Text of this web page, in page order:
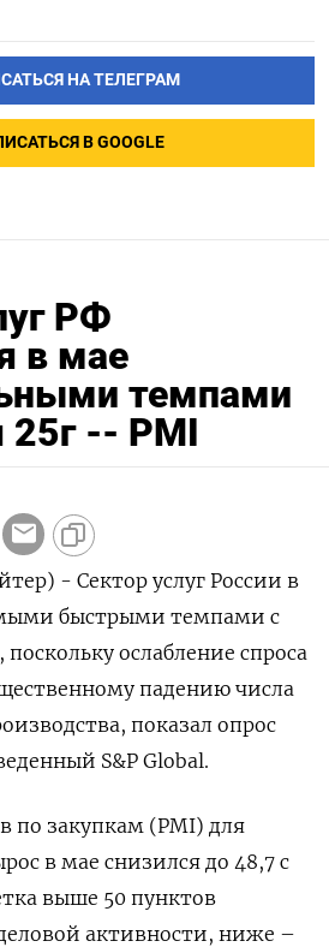
НА ТЕЛЕГРАМ
В GOOGLE
РФ
в мае
темпами
25г -- PMI
- Сектор услуг России в
быстрыми темпами с
поскольку ослабление спроса
падению ‌числа
показал опрос
S&P Global.
по закупкам (PMI) для
в мае снизился до ​48,7 с
​выше 50 пунктов
активности, ниже –